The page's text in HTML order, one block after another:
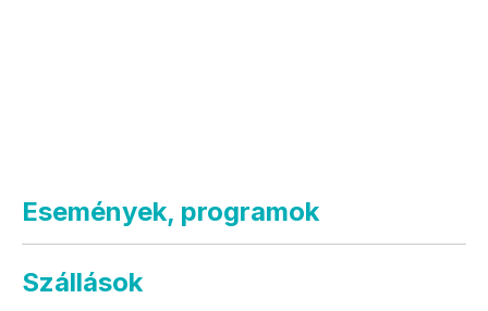
Események, programok
Szállások